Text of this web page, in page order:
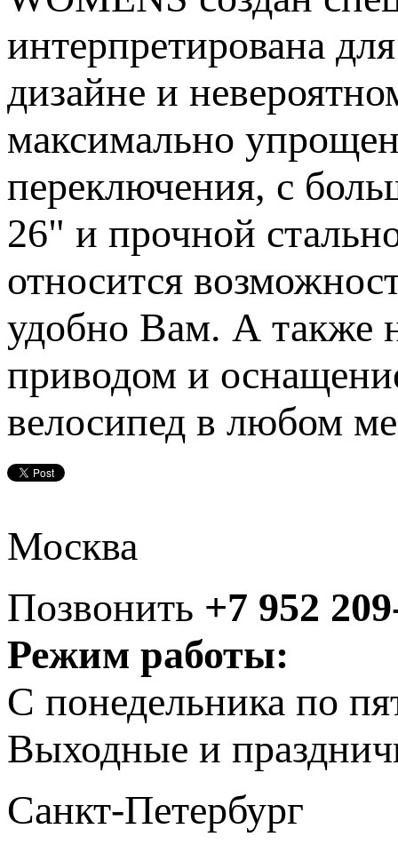
интерпретирована
дизайне и
максимально
переключения, с
26" и прочной
относится
удобно Вам. А также
приводом и
велосипед в любом
Москва
Позвонить +7 952
Режим работы:
С понедельника по
Выходные и
Санкт-Петербург